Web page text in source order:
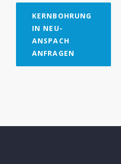
KERNBOHRUNG
IN NEU-
ANSPACH
ANFRAGEN